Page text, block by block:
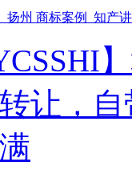
扬州 商标案例 知产